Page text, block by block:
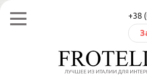
Перейти
содержанию
+38
ЛУЧШЕЕ ИЗ ИТАЛИИ ДЛЯ